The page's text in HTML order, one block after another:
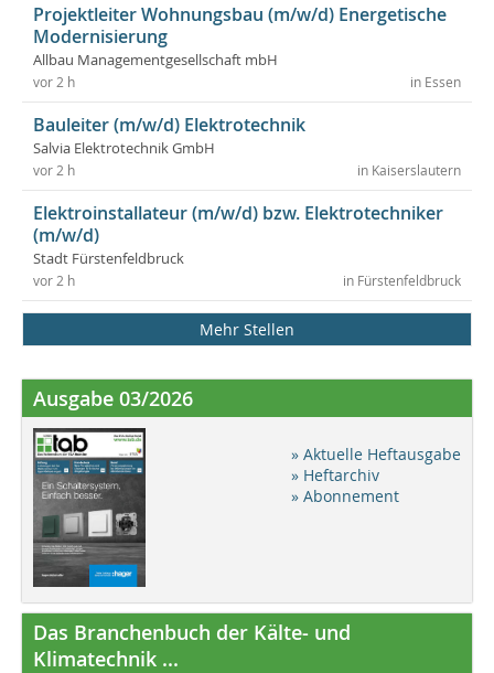
Projektleiter Wohnungsbau (m/w/d) Energetische
Modernisierung
Allbau Managementgesellschaft mbH
in Essen
vor 2 h
Bauleiter (m/w/d) Elektrotechnik
Salvia Elektrotechnik GmbH
in Kaiserslautern
vor 2 h
Elektroinstallateur (m/w/d) bzw. Elektrotechniker
(m/w/d)
Stadt Fürstenfeldbruck
in Fürstenfeldbruck
vor 2 h
Mehr Stellen
Ausgabe 03/2026
» Aktuelle Heftausgabe
» Heftarchiv
» Abonnement
Das Branchenbuch der Kälte- und
Klimatechnik ...